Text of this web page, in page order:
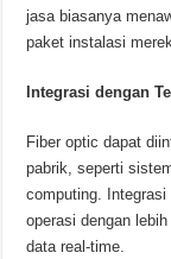
jasa biasanya
paket instalasi
Integrasi dengan
Fiber optic dapat
pabrik, seperti
computing.
operasi dengan
data real-time.